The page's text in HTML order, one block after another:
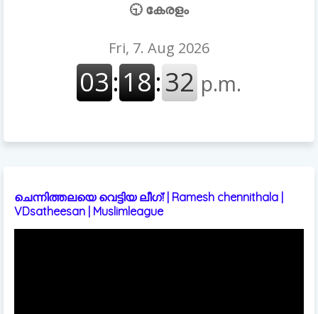
🕤 കേരളം
ചെന്നിത്തലയെ വെട്ടിയ ലീഗ്! | Ramesh chennithala |
VDsatheesan | Muslimleague